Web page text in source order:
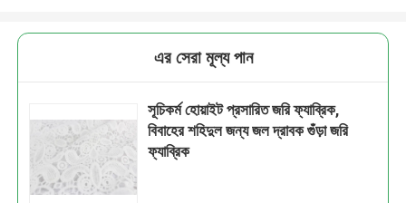
এর সেরা মূল্য পান
সূচিকর্ম হোয়াইট প্রসারিত জরি ফ্যাব্রিক,
বিবাহের শহিদুল জন্য জল দ্রাবক গুঁড়া জরি
ফ্যাব্রিক